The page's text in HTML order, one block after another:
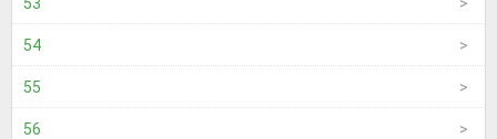
54
55
56